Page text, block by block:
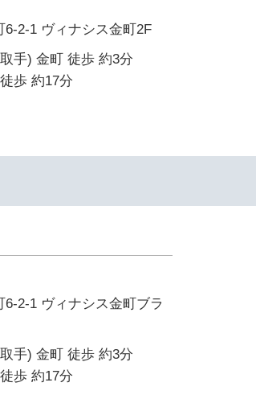
6-2-1 ヴィナシス金町2F
手) 金町 徒歩 約3分
歩 約17分
2-1 ヴィナシス金町ブラ
手) 金町 徒歩 約3分
歩 約17分